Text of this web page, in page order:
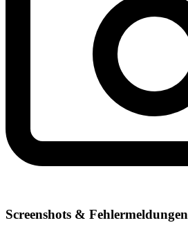
Screenshots & Fehlermeldungen